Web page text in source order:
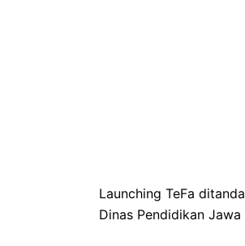
Launching TeFa
Dinas Pendidikan